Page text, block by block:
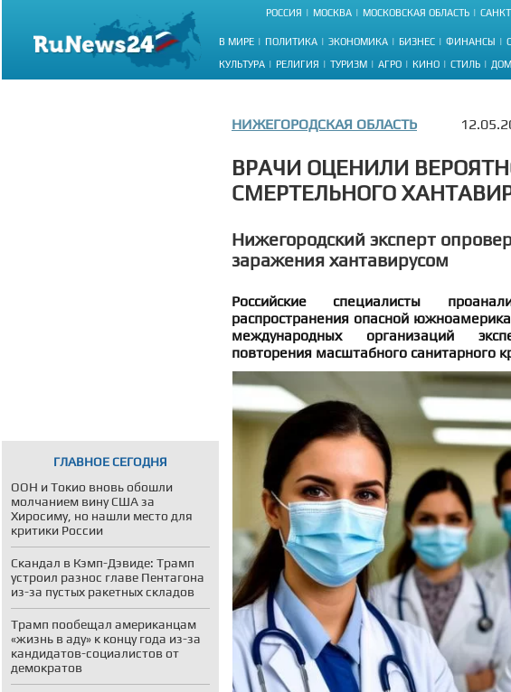
РОССИЯ МОСКВА МОСКОВСКАЯ ОБЛАСТЬ
В МИРЕ ПОЛИТИКА ЭКОНОМИКА БИЗНЕС ФИНАНСЫ
КУЛЬТУРА РЕЛИГИЯ ТУРИЗМ АГРО КИНО СТИЛЬ ДОМ
ГЛАВНОЕ СЕГОДНЯ
ООН и Токио вновь обошли
молчанием вину США за
Хиросиму, но нашли место для
критики России
Скандал в Кэмп-Дэвиде: Трамп
устроил разнос главе Пентагона
из-за пустых ракетных складов
Трамп пообещал американцам
«жизнь в аду» к концу года из-за
кандидатов-социалистов от
демократов
НИЖЕГОРОДСКАЯ ОБЛАСТЬ
ВРАЧИ ОЦЕНИЛИ
СМЕРТЕЛЬНОГО
Нижегородский эксперт
заражения хантавирусом
Российские специалисты
распространения опасной
международных организаций
повторения масштабного санитарного